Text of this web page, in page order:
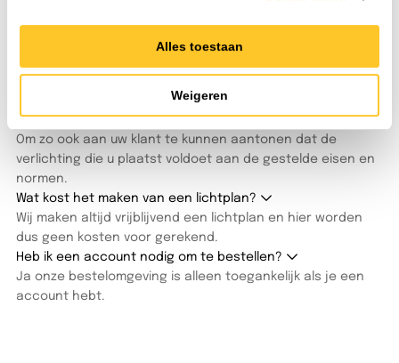
Alles toestaan
Weigeren
met u mee.
Alle veelgestelde vragen
Waarom zou ik een lichtplan laten maken?
Om zo ook aan uw klant te kunnen aantonen dat de
verlichting die u plaatst voldoet aan de gestelde eisen en
normen.
Wat kost het maken van een lichtplan?
Wij maken altijd vrijblijvend een lichtplan en hier worden
dus geen kosten voor gerekend.
Heb ik een account nodig om te bestellen?
Ja onze bestelomgeving is alleen toegankelijk als je een
account hebt.